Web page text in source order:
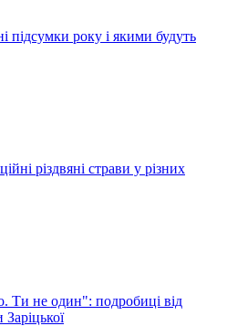
підсумки року і якими будуть
різдвяні страви у різних
Ти не один": подробиці від